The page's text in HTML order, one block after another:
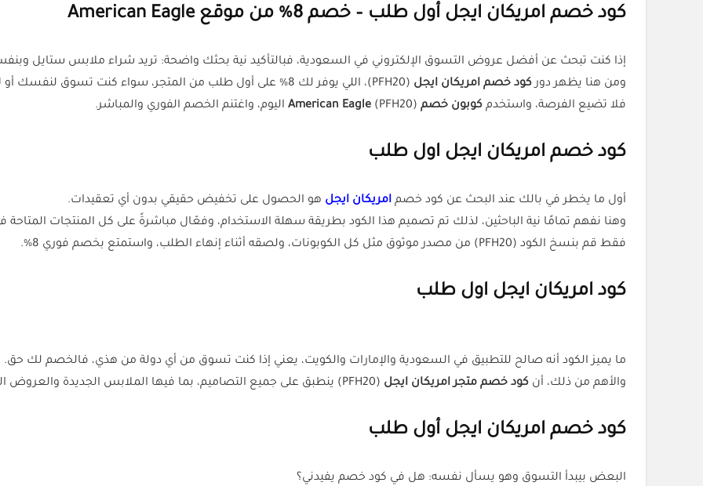
كود خصم امريكان ايجل أول طلب – خصم 8% من موقع American Eagle
إذا كنت تبحث عن أفضل عروض التسوق الإلكتروني في السعودية، فبالتأكيد نية بحثك واضحة: تريد شراء ملابس ستايل
ومن هنا يظهر دوركود خصم امريكان ايجل (PFH20)، اللي يوفر لك 8% على أول طلب من المتجر، سواء كنت تسوق لنفسك أو لأهلك أو حتى لعيدك.
فلا تضيع الفرصة، واستخدم كوبون خصم American Eagle (PFH20) اليوم، واغتنم الخصم الفوري والمباشر.
كود خصم امريكان ايجل اول طلب
أول ما يخطر في بالك عند البحث عن كود خصم امريكان ايجل هو الحصول على تخفيض حقيقي بدون أي تعقيدات.
وهنا نفهم تمامًا نية الباحثين، لذلك تم تصميم هذا الكود بطريقة سهلة الاستخدام، وفعّال مباشرةً على كل المنتجات المتاحة
فقط قم بنسخ الكود (PFH20) من مصدر موثوق مثل كل الكوبونات، ولصقه أثناء إنهاء الطلب، واستمتع بخصم فوري 8%.
كود امريكان ايجل اول طلب
ما يميز الكود أنه صالح للتطبيق في السعودية والإمارات والكويت، يعني إذا كنت تسوق من أي دولة من هذي، فالخصم لك حق.
والأهم من ذلك، أن كود خصم متجر امريكان ايجل (PFH20) ينطبق على جميع التصاميم، بما فيها الملابس الجديدة والعروض الحالية.
كود خصم امريكان ايجل أول طلب
البعض بيبدأ التسوق وهو يسأل نفسه: هل في كود خصم يفيدني؟